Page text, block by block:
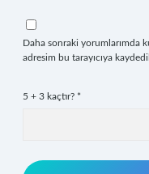
Daha sonraki yorumlarımda
adresim bu tarayıcıya
5 + 3 kaçtır? *